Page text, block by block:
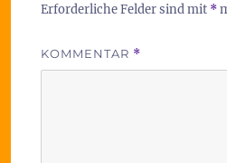
Erforderliche Felder sind mit *
KOMMENTAR *